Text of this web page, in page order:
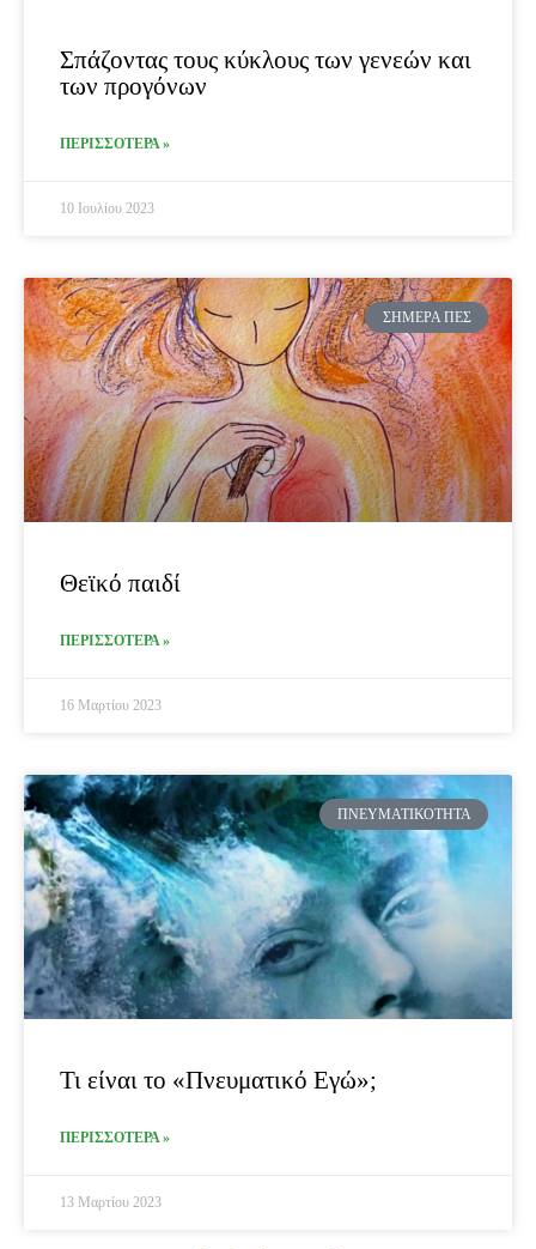
Σπάζοντας τους κύκλους των γενεών και
των προγόνων
ΠΕΡΙΣΣΟΤΕΡΑ »
10 Ιουλίου 2023
ΣΉΜΕΡΑ ΠΕΣ
Θεϊκό παιδί
ΠΕΡΙΣΣΟΤΕΡΑ »
16 Μαρτίου 2023
ΠΝΕΥΜΑΤΙΚΌΤΗΤΑ
Τι είναι το «Πνευματικό Εγώ»;
ΠΕΡΙΣΣΟΤΕΡΑ »
13 Μαρτίου 2023